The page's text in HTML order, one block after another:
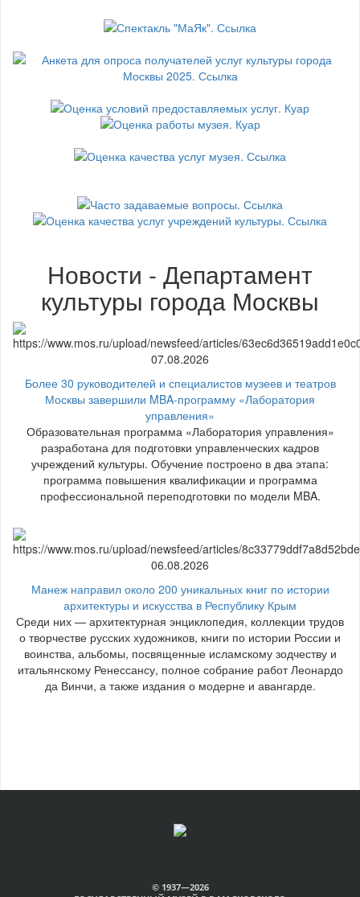
Новости - Департамент
культуры города Москвы
07.08.2026
Более 30 руководителей и специалистов музеев и театров
Москвы завершили MBA-программу «Лаборатория
управления»
Образовательная программа «Лаборатория управления»
разработана для подготовки управленческих кадров
учреждений культуры. Обучение построено в два этапа:
программа повышения квалификации и программа
профессиональной переподготовки по модели MBA.
06.08.2026
Манеж направил около 200 уникальных книг по истории
архитектуры и искусства в Республику Крым
Среди них — архитектурная энциклопедия, коллекции трудов
о творчестве русских художников, книги по истории России и
воинства, альбомы, посвященные исламскому зодчеству и
итальянскому Ренессансу, полное собрание работ Леонардо
да Винчи, а также издания о модерне и авангарде.
© 1937—2026